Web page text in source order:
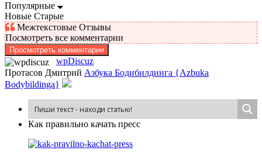
Популярные
Новые Старые
Межтекстовые Отзывы
Посмотреть все комментарии
Просмотреть комментарии
wpDiscuz
Протасов Дмитрий Азбука Бодибилдинга {Azbuka
Bodybildinga}
Как пра­виль­но ка­чать пресс